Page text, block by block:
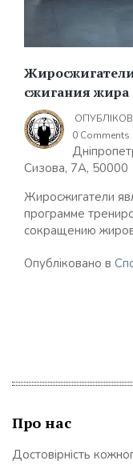
сжигания жира
0 Comments
Сизова, 7А, 50000
Жиросжигатели
программе
сокращению
Опубліковано в
Про нас
Достовірність